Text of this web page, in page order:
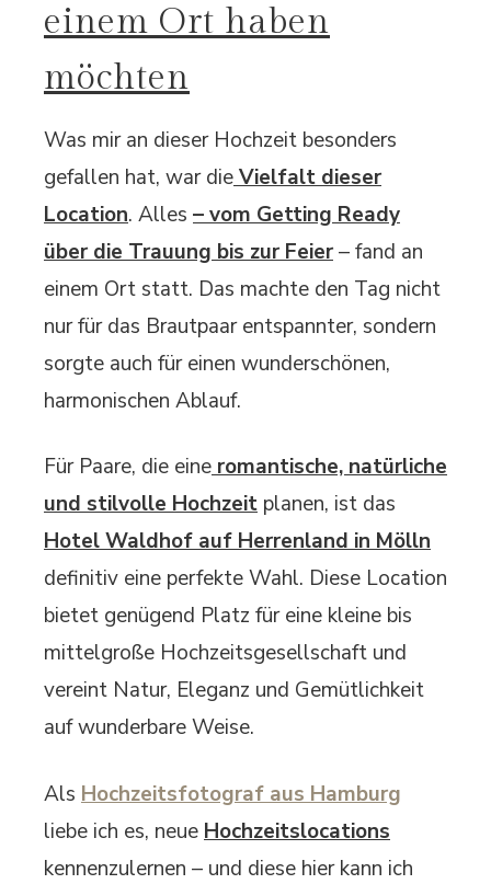
einem Ort haben
möchten
Was mir an dieser Hochzeit besonders
gefallen hat, war dieVielfalt dieser
Location. Alles – vom Getting Ready
über die Trauung bis zur Feier– fand an
einem Ort statt. Das machte den Tag nicht
nur für das Brautpaar entspannter, sondern
sorgte auch für einen wunderschönen,
harmonischen Ablauf.
Für Paare, die eineromantische, natürliche
und stilvolle Hochzeit planen, ist das
Hotel Waldhof auf Herrenland in Mölln
definitiv eine perfekte Wahl. Diese Location
bietet genügend Platz für eine kleine bis
mittelgroße Hochzeitsgesellschaft und
vereint Natur, Eleganz und Gemütlichkeit
auf wunderbare Weise.
Als Hochzeitsfotograf aus Hamburg
liebe ich es, neue Hochzeitslocations
kennenzulernen – und diese hier kann ich